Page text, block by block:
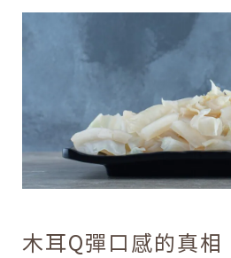
木耳Q彈口感的真相